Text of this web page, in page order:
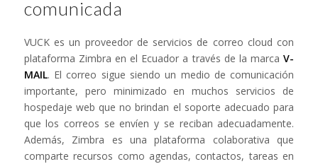
comunicada
VUCK es un proveedor de servicios de correo cloud con
plataforma Zimbra en el Ecuador a través de la marcaV-
MAIL. El correo sigue siendo un medio de comunicación
importante, pero minimizado en muchos servicios de
hospedaje web que no brindan el soporte adecuado para
que los correos se envíen y se reciban adecuadamente.
Además, Zimbra es una plataforma colaborativa que
comparte recursos como agendas, contactos, tareas en